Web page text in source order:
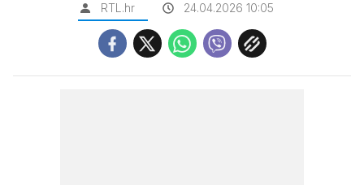
RTL.hr 24.04.2026 10:05